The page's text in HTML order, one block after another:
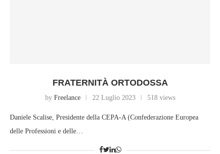
FRATERNITÀ ORTODOSSA
by Freelance 22 Luglio 2023 518 views
Daniele Scalise, Presidente della CEPA-A (Confederazione Europea
delle Professioni e delle…